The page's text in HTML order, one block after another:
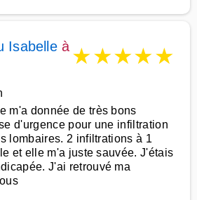
Isabelleà ★★★★★
m'a donnée de très bons
d'urgence pour une infiltration
lombaires. 2 infiltrations à 1
et elle m'a juste sauvée. J'étais
J'ai retrouvé ma